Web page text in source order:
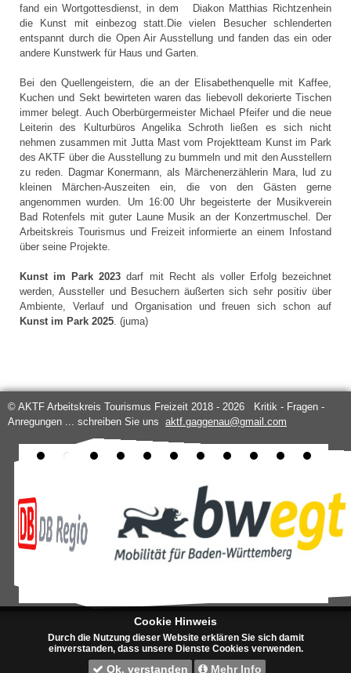
fand ein Wortgottesdienst, in dem Diakon Matthias Richtzenhein
die Kunst mit einbezog statt.Die vielen Besucher schlenderten
entspannt durch die Open Air Ausstellung und fanden das ein oder
andere Kunstwerk für Haus und Garten.
Bei den Quellengeistern, die an der Elisabethenquelle mit Kaffee,
Kuchen und Sekt bewirteten waren das liebevoll dekorierte Tischen
immer belegt. Auch Oberbürgermeister Michael Pfeifer und die neue
Leiterin des Kulturbüros Angelika Schroth ließen es sich nicht
nehmen zusammen mit Jutta Mast vom Projektteam Kunst im Park
des AKTF über die Ausstellung zu bummeln und mit den Ausstellern
zu reden. Dagmar Konermann, als Märchenerzählerin Mara, lud zu
kleinen Märchen-Auszeiten ein, die von den Gästen gerne
angenommen wurden. Um 16:00 Uhr begeisterte der Musikverein
Bad Rotenfels mit guter Laune Musik an der Konzertmuschel. Der
Arbeitskreis Tourismus und Freizeit informierte an einem Infostand
über seine Projekte.
Kunst im Park 2023 darf mit Recht als voller Erfolg bezeichnet
werden, Aussteller und Besuchern äußerten sich sehr positiv über
Ambiente, Verlauf und Organisation und freuen sich schon auf
Kunst im Park 2025. (juma)
© AKTF Arbeitskreis Tourismus Freizeit 2018 - 2026 Kritik - Fragen -
Anregungen ... schreiben Sie uns aktf.gaggenau@gmail.com
Cookie Hinweis
Durch die Nutzung dieser Website erklären Sie sich damit
einverstanden, dass unsere Dienste Cookies verwenden.
Ok, verstanden Mehr Info